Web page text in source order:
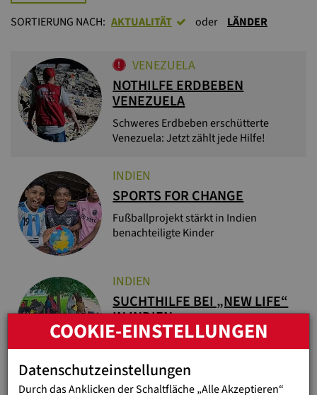
SORTIERUNG NACH: AKTUALITÄT oder LÄNDER
VENEZUELA
NOTHILFE ERDBEBEN
VENEZUELA
Schweres Erdbeben erschütterte
Venezuela: Jetzt zählt jede Hilfe!
INDIEN
SPORTS FOR CHANGE
Fußballprojekt stärkt in Indien
benachteiligte Kinder
INDIEN
SUCHTHILFE BEI „NEW LIFE“
IN INDIEN
Hoffnung und Heilung im Kampf gegen
Drogen
COOKIE-EINSTELLUNGEN
Datenschutzeinstellungen
Durch das Anklicken der Schaltfläche „Alle Akzeptieren“